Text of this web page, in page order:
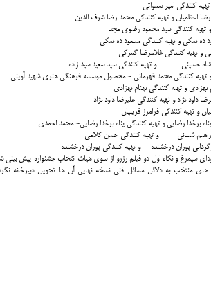
كنندگي امیر سمواتی
رضا اعظمیان و تهيه كنندگي محمد رضا شرف الدین
و تهيه كنندگي سید محمود رضوی مجد
نمکی و تهيه كنندگي مسعود ده نمکی
و تهيه كنندگي غلامرضا گمرکی
شاه حسینی و تهيه كنندگي سید سعید سید زاده
تهيه كنندگي محمد قهرمانی - محصول موسسه فرهنگی هنری شهید آوینی
و تهيه كنندگي بهنام بهزادی
داود نژاد و تهيه كنندگي علیرضا داود نژاد
و تهيه كنندگي فرامرز قریبیان
برخدا رضایی و تهيه كنندگي پناه برخدا رضایی- محمد احمدی
شیبانی و تهيه كنندگي حسن کلامی
پوران درخشنده و تهيه كنندگي پوران درخشنده
سيمرغ و نگاه اول دو فيلم رزرو از سوي هيات انتخاب جشنواره پيش بيني
منتخب به دلائل مسائل فني نسخه نهايي آن ها تحويل دبيرخانه